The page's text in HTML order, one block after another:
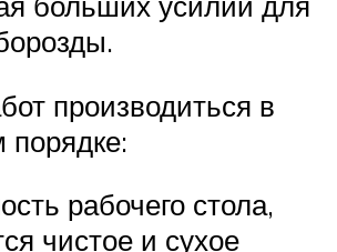
производиться в
рабочего стола,
чистое и сухое